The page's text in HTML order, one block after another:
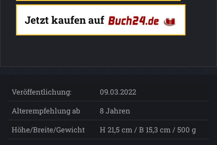
Jetzt kaufen auf
Veröffentlichung:
09.03.2022
Alterempfehlung ab
8 Jahren
Höhe/Breite/Gewicht
H 21,5 cm / B 15,3 cm / 500 g